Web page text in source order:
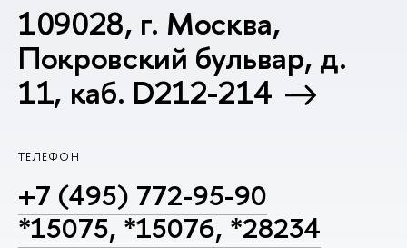
109028, г. Москва,
Покровский бульвар, д.
11, каб. D212-214
ТЕЛЕФОН
+7 (495) 772-95-90
*15075, *15076, *28234